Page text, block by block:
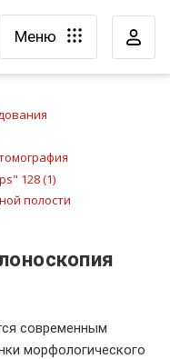
Меню
128 (1)
полости
современным
морфологического